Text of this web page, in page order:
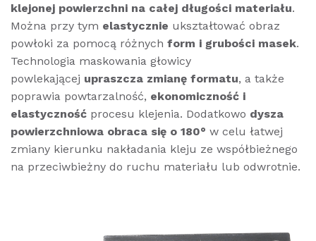
klejonej powierzchni na całej długości materiału.
Można przy tym elastycznie ukształtować obraz
powłoki za pomocą różnych form i grubości masek.
Technologia maskowania głowicy
powlekającej upraszcza zmianę formatu, a także
poprawia powtarzalność, ekonomiczność i
elastyczność procesu klejenia. Dodatkowo dysza
powierzchniowa obraca się o 180° w celu łatwej
zmiany kierunku nakładania kleju ze współbieżnego
na przeciwbieżny do ruchu materiału lub odwrotnie.